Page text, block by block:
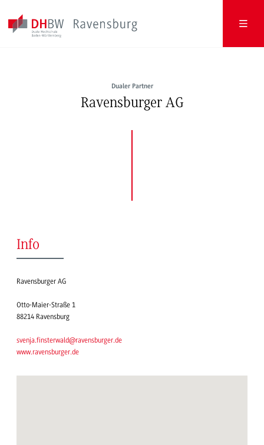
Dualer Partner
Ravensburger AG
Info
Ravensburger AG
Otto-Maier-Straße 1
88214 Ravensburg
svenja.finsterwald@ravensburger.de
www.ravensburger.de